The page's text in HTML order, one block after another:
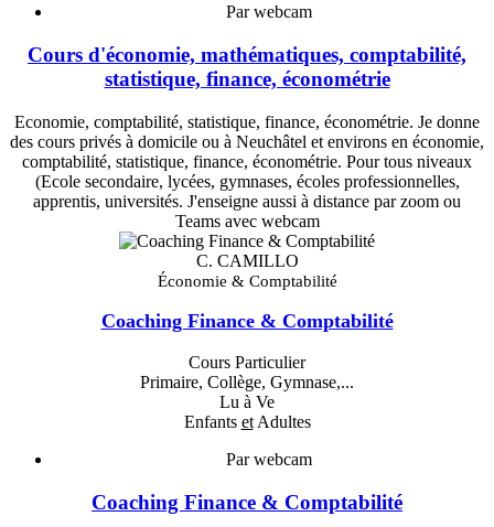
Par webcam
Cours d'économie, mathématiques, comptabilité,
statistique, finance, économétrie
Economie, comptabilité, statistique, finance, économétrie. Je donne
des cours privés à domicile ou à Neuchâtel et environs en économie,
comptabilité, statistique, finance, économétrie. Pour tous niveaux
(Ecole secondaire, lycées, gymnases, écoles professionnelles,
apprentis, universités. J'enseigne aussi à distance par zoom ou
Teams avec webcam
C. CAMILLO
Économie & Comptabilité
Coaching Finance & Comptabilité
Cours Particulier
Primaire, Collège, Gymnase,...
Lu à Ve
Enfants etAdultes
Par webcam
Coaching Finance & Comptabilité